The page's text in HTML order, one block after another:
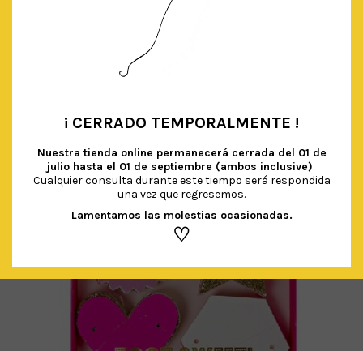
BANDERINES MINI (NEGRO)
3.90
AÑADIR AL CARRITO
¡ CERRADO TEMPORALMENTE !
Nuestra tienda online permanecerá cerrada del 01 de
julio hasta el 01 de septiembre (ambos inclusive).
Cualquier consulta durante este tiempo será respondida
una vez que regresemos.
Lamentamos las molestias ocasionadas.
♡